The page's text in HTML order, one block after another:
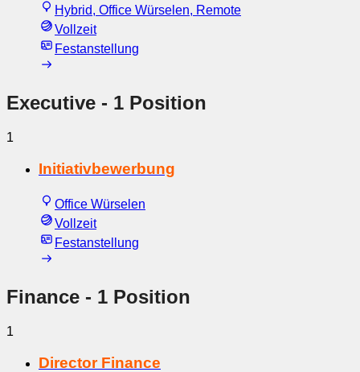
Hybrid, Office Würselen, Remote
Vollzeit
Festanstellung
Executive - 1 Position
1
Initiativbewerbung
Office Würselen
Vollzeit
Festanstellung
Finance - 1 Position
1
Director Finance